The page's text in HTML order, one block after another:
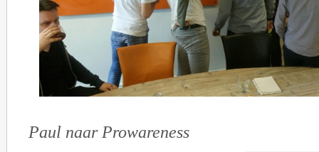
Paul naar Prowareness